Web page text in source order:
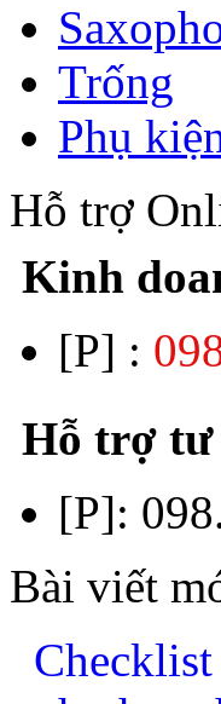
Trống
Phụ
Hỗ trợ
Kinh
[P] :
Hỗ trợ tư
[P]:
Bài viết